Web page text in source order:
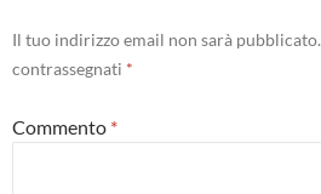
Il tuo indirizzo email non sarà pubblicato.
contrassegnati *
Commento *